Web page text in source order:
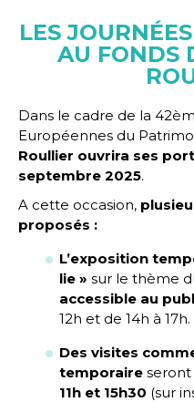
LES
AU FONDS
Dans le cadre de la
Européennes du
Roullier ouvrira ses
septembre 2025.
A cette occasion,
proposés :
L’exposition
lie » sur le thème
accessible au
12h et de 14h à 17h.
Des visites
temporaire
11h et 15h30 (sur